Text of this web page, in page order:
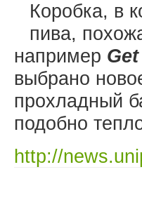
Коробка, в
пива,
например
выбрано
прохладный
подобно
http://